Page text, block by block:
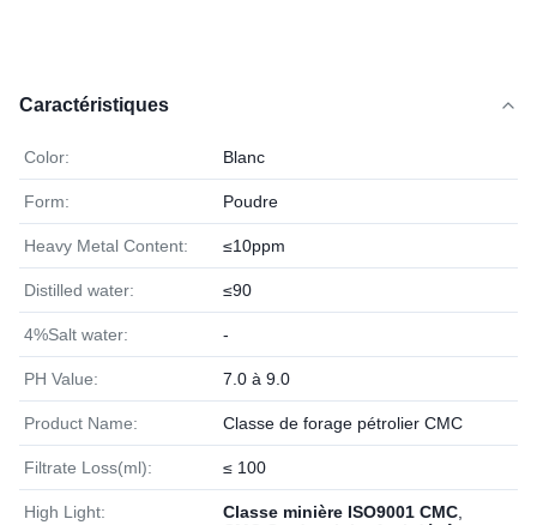
Caractéristiques
Color: Blanc
Form: Poudre
Heavy Metal Content: ≤10ppm
Distilled water: ≤90
4%Salt water: -
PH Value: 7.0 à 9.0
Product Name: Classe de forage pétrolier CMC
Filtrate Loss(ml): ≤ 100
High Light: Classe minière ISO9001 CMC